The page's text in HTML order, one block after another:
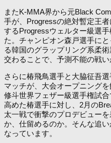
またK-MMA界から元Black
手が、Progressの絶対暫定王
するProgressウェルター級選
た。チャンピオン森戸選手に
る韓国のグラップリング系柔
交わることで、予測不能の戦い
さらに椿飛鳥選手と大脇征吾
マッチが、大会オープニング
修斗世界フェザー級選手権試
高めた椿選手に対し、2月の
太一戦で衝撃のプロデビュー
か、仕留めるのか。そんな追
なっています。